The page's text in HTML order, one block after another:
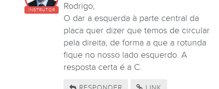
INSTRUTOR
Rodrigo,
O dar a esquerda à parte central da
placa quer dizer que temos de circular
pela direita, de forma a que a rotunda
fique no nosso lado esquerdo. A
resposta certa é a C.